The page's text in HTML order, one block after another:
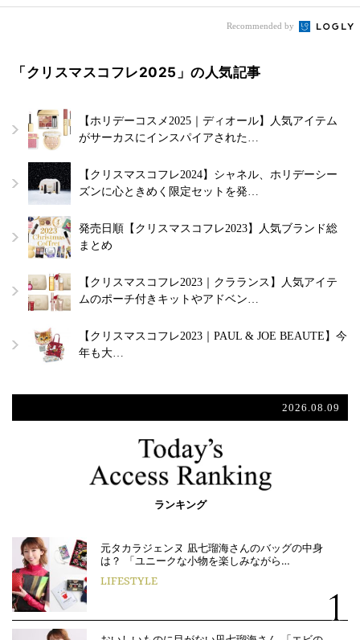
Recommended by
「クリスマスコフレ2025」の人気記事
【ホリデーコスメ2025｜ディオール】人気アイテム
がサーカスにインスパイアされた…
【クリスマスコフレ2024】シャネル、ホリデーシー
ズンに心ときめく限定セットを発…
発売日順【クリスマスコフレ2023】人気ブランド総
まとめ
【クリスマスコフレ2023｜クラランス】人気アイテ
ムのポーチ付きキットやアドベン…
【クリスマスコフレ2023｜PAUL & JOE BEAUTE】今
年も大…
2026.08.09
ランキング
元タカラジェンヌ 凪七瑠海さんのバッグの中身
は？ 「ユニークな小物を楽しみながら…
LIFESTYLE